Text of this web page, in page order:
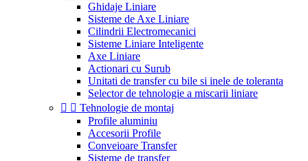
Ghidaje Liniare
Sisteme de Axe Liniare
Cilindrii Electromecanici
Sisteme Liniare Inteligente
Axe Liniare
Actionari cu Surub
Unitati de transfer cu bile si inele de toleranta
Selector de tehnologie a miscarii liniare
  Tehnologie de montaj
Profile aluminiu
Accesorii Profile
Conveioare Transfer
Sisteme de transfer